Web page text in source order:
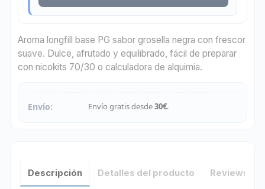
Aroma longfill base PG sabor grosella negra con frescor
suave. Dulce, afrutado y equilibrado, fácil de preparar
con nicokits 70/30 o calculadora de alquimia.
Envío: Envío gratis desde30€.
Descripción Detalles del producto Reviews